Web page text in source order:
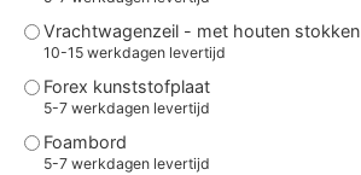
Vrachtwagenzeil - met houten stokken
10-15 werkdagen levertijd
Forex kunststofplaat
5-7 werkdagen levertijd
Foambord
5-7 werkdagen levertijd